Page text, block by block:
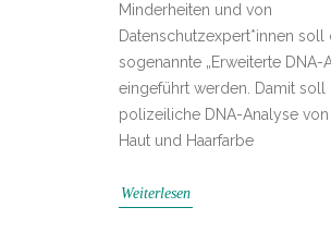
Minderheiten und von
Datenschutzexpert*innen soll
sogenannte „Erweiterte DNA-
eingeführt werden. Damit soll
polizeiliche DNA-Analyse von
Haut und Haarfarbe
Weiterlesen